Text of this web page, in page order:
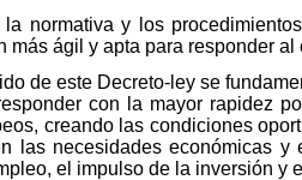
normativa y los
más ágil y apta para responder
de este Decreto-ley se
con la mayor rapidez
creando las condiciones
las necesidades económicas
el impulso de la inversión y